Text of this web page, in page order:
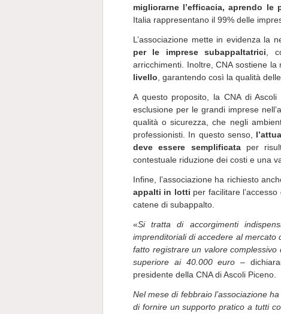
migliorarne l’efficacia, aprendo le
Italia rappresentano il 99% delle
L’associazione mette in evidenza la
per le imprese subappaltatrici ,
arricchimenti. Inoltre, CNA sostiene la
livello , garantendo così la qualità
A questo proposito, la CNA di
esclusione per le grandi imprese
qualità o sicurezza, che negli
professionisti. In questo senso,
deve essere semplificataper
contestuale riduzione dei costi e una
Infine, l’associazione ha richiesto
appalti in lotti per facilitare
catene di subappalto.
«Si tratta di accorgimenti
imprenditoriali di accedere al mercato
fatto registrare un valore
superiore ai 40.000 euro –
presidente della CNA di Ascoli Piceno.
Nel mese di febbraio l’associazione
di fornire un supporto pratico a tutti